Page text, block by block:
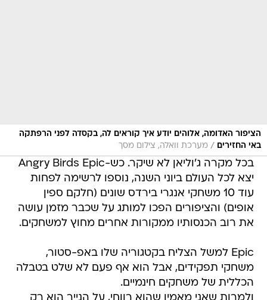
הציפור האדומה, אלוהים יודע איך קוראים לה, בקסדה לפני הרפתקה
באי החזירים
/ מערכת וואלה, צילום מסך
בכל מקרה ג'וליאן לא שיקר. כש-Angry Birds Epic
יצא לכל העולם ביוני השנה, נוספו לרשימה לפחות
עוד 10 משחקי אנגרי בירדס שונים (חלקם ספין
אופים) והציפורים הפכו למותג על שכבר מזמן עושה
את רוב הכנסותיו ממקורות אחרים מחוץ למשחקים.
Epic למשל הצליח בקטגוריה שלו באפ-סטור,
משחקי תפקידים, אבל הוא אף פעם לא שלט בטבלה
הכללית של משחקים חינמיים.